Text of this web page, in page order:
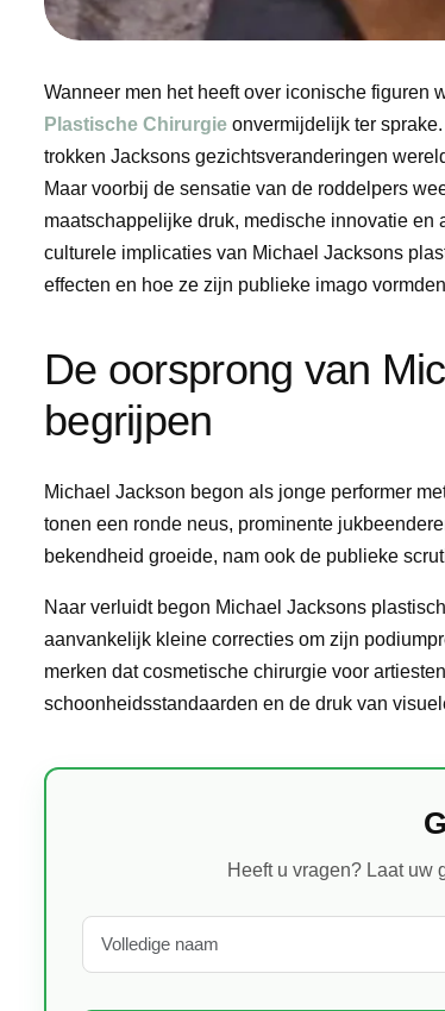
Wanneer men het heeft over iconische figuren
Plastische Chirurgie onvermijdelijk ter
trokken Jacksons gezichtsveranderingen
Maar voorbij de sensatie van de roddelpers
maatschappelijke druk, medische innovatie
culturele implicaties van Michael Jacksons
effecten en hoe ze zijn publieke imago
De oorsprong van
begrijpen
Michael Jackson begon als jonge performer
tonen een ronde neus, prominente
bekendheid groeide, nam ook de publieke
Naar verluidt begon Michael Jacksons
aanvankelijk kleine correcties om zijn
merken dat cosmetische chirurgie voor
schoonheidsstandaarden en de druk van
Heeft u vragen? Laat uw